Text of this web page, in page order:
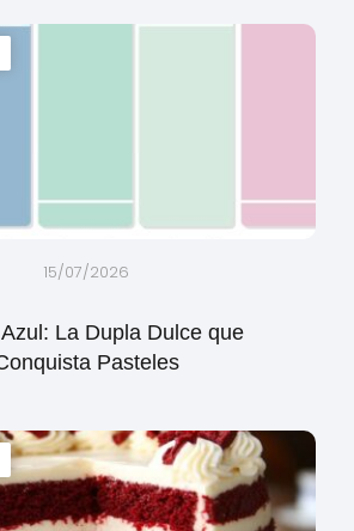
15/07/2026
La Dupla Dulce que
Pasteles